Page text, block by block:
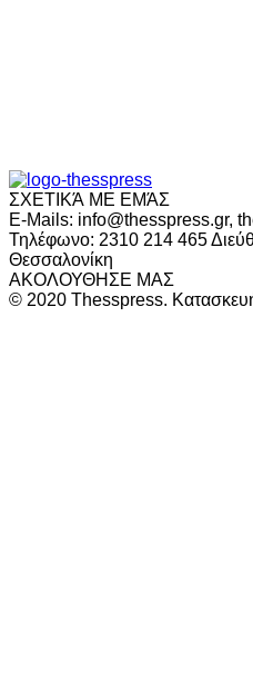
ΣΧΕΤΙΚΆ ΜΕ ΕΜΆΣ
E-Mails: info@thesspress.gr,
Τηλέφωνο: 2310 214 465
Θεσσαλονίκη
ΑΚΟΛΟΥΘΗΣΕ ΜΑΣ
© 2020 Thesspress. Κατασκευή